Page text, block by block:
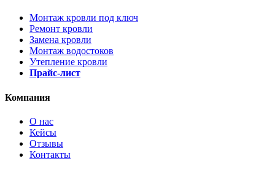
Монтаж кровли под ключ
Ремонт кровли
Замена кровли
Монтаж водостоков
Утепление кровли
Прайс-лист
Компания
О нас
Кейсы
Отзывы
Контакты